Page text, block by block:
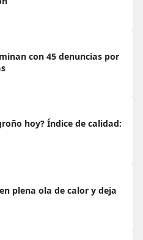
con 45 denuncias por
hoy? Índice de calidad:
plena ola de calor y deja